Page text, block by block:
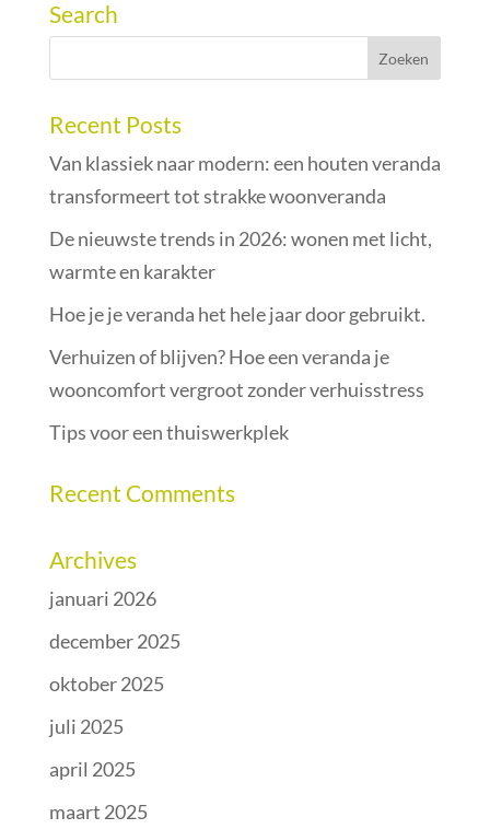
Search
Recent Posts
Van klassiek naar modern: een houten veranda
transformeert tot strakke woonveranda
De nieuwste trends in 2026: wonen met licht,
warmte en karakter
Hoe je je veranda het hele jaar door gebruikt.
Verhuizen of blijven? Hoe een veranda je
wooncomfort vergroot zonder verhuisstress
Tips voor een thuiswerkplek
Recent Comments
Archives
januari 2026
december 2025
oktober 2025
juli 2025
april 2025
maart 2025